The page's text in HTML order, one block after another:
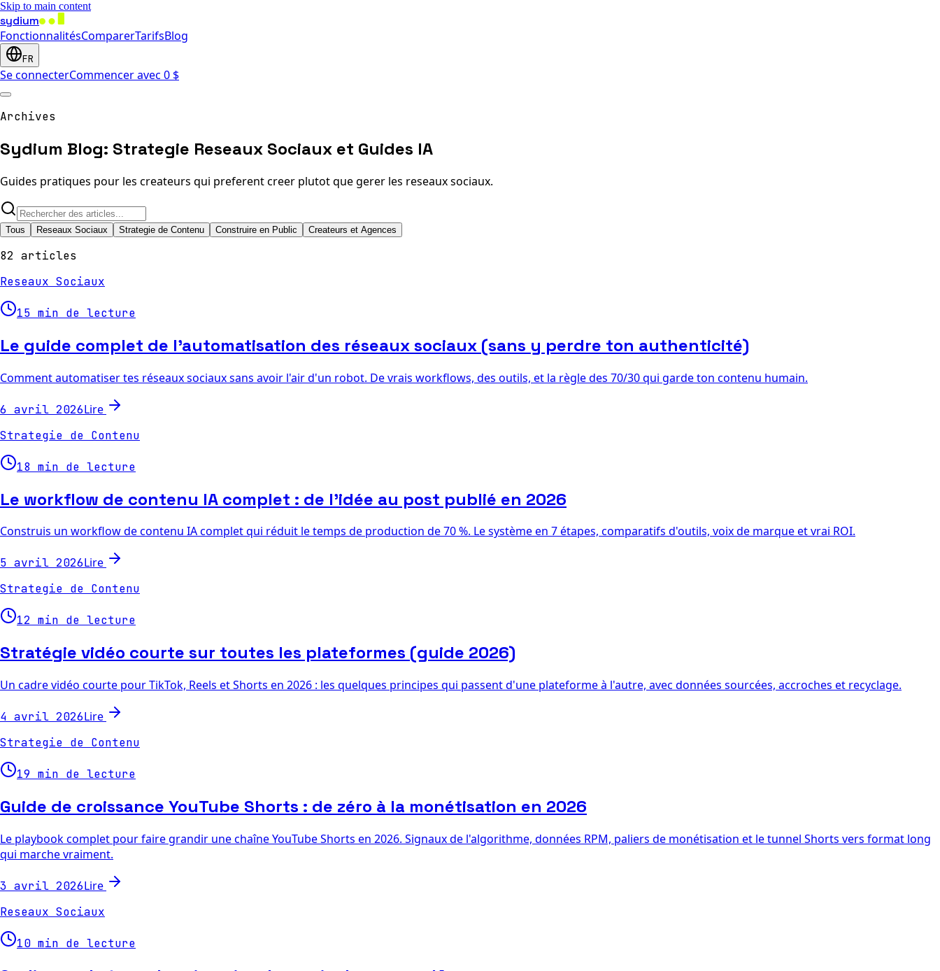
Skip to main content
sydium
FonctionnalitésComparerTarifsBlog
FR
Se connecterCommencer avec 0 $
Archives
Sydium Blog: Strategie Reseaux Sociaux et Guides IA
Guides pratiques pour les createurs qui preferent creer plutot que gerer les reseaux sociaux.
Tous Reseaux Sociaux Strategie de Contenu Construire en Public Createurs et Agences
82 articles
Reseaux Sociaux
15 min de lecture
Le guide complet de l'automatisation des réseaux sociaux (sans y perdre ton authenticité)
Comment automatiser tes réseaux sociaux sans avoir l'air d'un robot. De vrais workflows, des outils, et la règle des 70/30 qui garde ton contenu humain.
6 avril 2026Lire
Strategie de Contenu
18 min de lecture
Le workflow de contenu IA complet : de l'idée au post publié en 2026
Construis un workflow de contenu IA complet qui réduit le temps de production de 70 %. Le système en 7 étapes, comparatifs d'outils, voix de marque et vrai ROI.
5 avril 2026Lire
Strategie de Contenu
12 min de lecture
Stratégie vidéo courte sur toutes les plateformes (guide 2026)
Un cadre vidéo courte pour TikTok, Reels et Shorts en 2026 : les quelques principes qui passent d'une plateforme à l'autre, avec données sourcées, accroches et recyclage.
4 avril 2026Lire
Strategie de Contenu
19 min de lecture
Guide de croissance YouTube Shorts : de zéro à la monétisation en 2026
Le playbook complet pour faire grandir une chaîne YouTube Shorts en 2026. Signaux de l'algorithme, données RPM, paliers de monétisation et le tunnel Shorts vers format long
qui marche vraiment.
3 avril 2026Lire
Reseaux Sociaux
10 min de lecture